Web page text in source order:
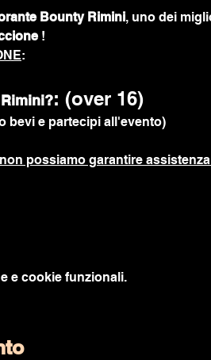
Bounty Rimini, uno dei
!
:
: (over 16)
bevi e partecipi all'evento)
possiamo garantire
e cookie funzionali.